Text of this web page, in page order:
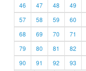
46
47 48 49
57
58 59 60
68
69 70 71
79
80 81 82
90
91 92 93